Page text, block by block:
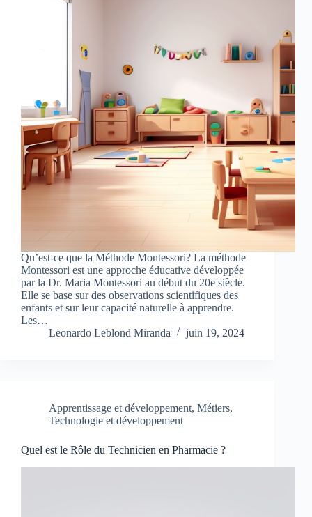
Qu’est-ce que la Méthode Montessori? La méthode
Montessori est une approche éducative développée
par la Dr. Maria Montessori au début du 20e siècle.
Elle se base sur des observations scientifiques des
enfants et sur leur capacité naturelle à apprendre.
Les…
Leonardo Leblond Miranda
juin 19, 2024
Apprentissage et développement, Métiers,
Technologie et développement
Quel est le Rôle du Technicien en Pharmacie ?